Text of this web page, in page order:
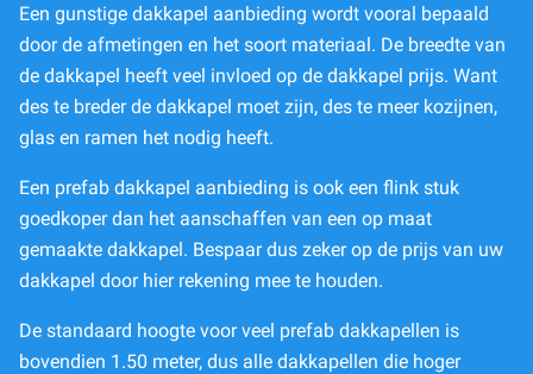
Een gunstige dakkapel aanbieding wordt vooral bepaald
door de afmetingen en het soort materiaal. De breedte van
de dakkapel heeft veel invloed op de dakkapel prijs. Want
des te breder de dakkapel moet zijn, des te meer kozijnen,
glas en ramen het nodig heeft.
Een prefab dakkapel aanbieding is ook een flink stuk
goedkoper dan het aanschaffen van een op maat
gemaakte dakkapel. Bespaar dus zeker op de prijs van uw
dakkapel door hier rekening mee te houden.
De standaard hoogte voor veel prefab dakkapellen is
bovendien 1.50 meter, dus alle dakkapellen die hoger